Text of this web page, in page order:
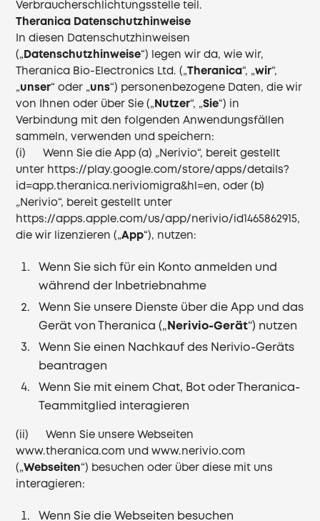
Verbraucherschlichtungsstelle teil.
Theranica Datenschutzhinweise
In diesen Datenschutzhinweisen
(„ Datenschutzhinweise“) legen wir da, wie wir,
Theranica Bio-Electronics Ltd. („ Theranica “, „wir“,
„unser“ oder „uns“) personenbezogene Daten, die wir
von Ihnen oder über Sie („ Nutzer“, „Sie“) in
Verbindung mit den folgenden Anwendungsfällen
sammeln, verwenden und speichern:
(i) Wenn Sie die App (a) „Nerivio“, bereit gestellt
unter https://play.google.com/store/apps/details?
id=app.theranica.neriviomigra&hl=en, oder (b)
„Nerivio“, bereit gestellt unter
https://apps.apple.com/us/app/nerivio/id1465862915,
die wir lizenzieren („App“), nutzen:
Wenn Sie sich für ein Konto anmelden und
während der Inbetriebnahme
Wenn Sie unsere Dienste über die App und das
Gerät von Theranica („ Nerivio-Gerät“) nutzen
Wenn Sie einen Nachkauf des Nerivio-Geräts
beantragen
Wenn Sie mit einem Chat, Bot oder Theranica-
Teammitglied interagieren
(ii) Wenn Sie unsere Webseiten
www.theranica.com undwww.nerivio.com
(„Webseiten“) besuchen oder über diese mit uns
interagieren:
Wenn Sie die Webseiten besuchen